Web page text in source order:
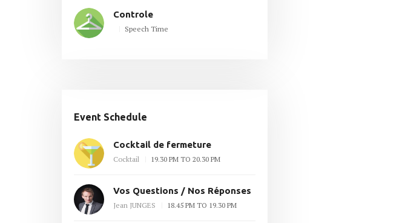
Controle
Speech Time
Event Schedule
Cocktail de fermeture
Cocktail 19.30 PM TO 20.30 PM
Vos Questions / Nos Réponses
Jean JUNGES 18.45 PM TO 19.30 PM